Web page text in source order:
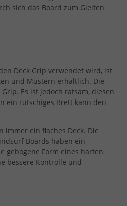
sich das Board zum Gleiten
Deck Grip verwendet wird, ist
und Mustern erhältlich. Die
Es ist jedoch ratsam, diesen
ein rutschiges Brett kann den
immer ein flaches Deck. Die
Boards haben ein
gebogene Form eines harten
bessere Kontrolle und